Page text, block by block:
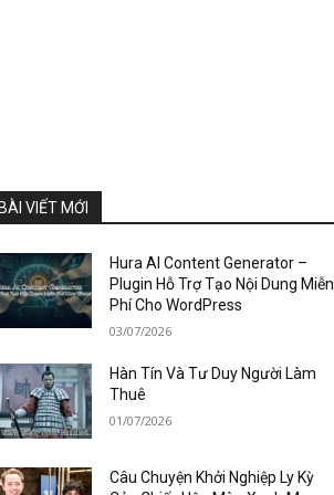
VIẾT MỚI
Hura AI Content Generator –
Plugin Hỗ Trợ Tạo Nội Dung Miễn
Phí Cho WordPress
03/07/2026
Hàn Tín Và Tư Duy Người Làm
Thuê
01/07/2026
Câu Chuyện Khởi Nghiệp Ly Kỳ